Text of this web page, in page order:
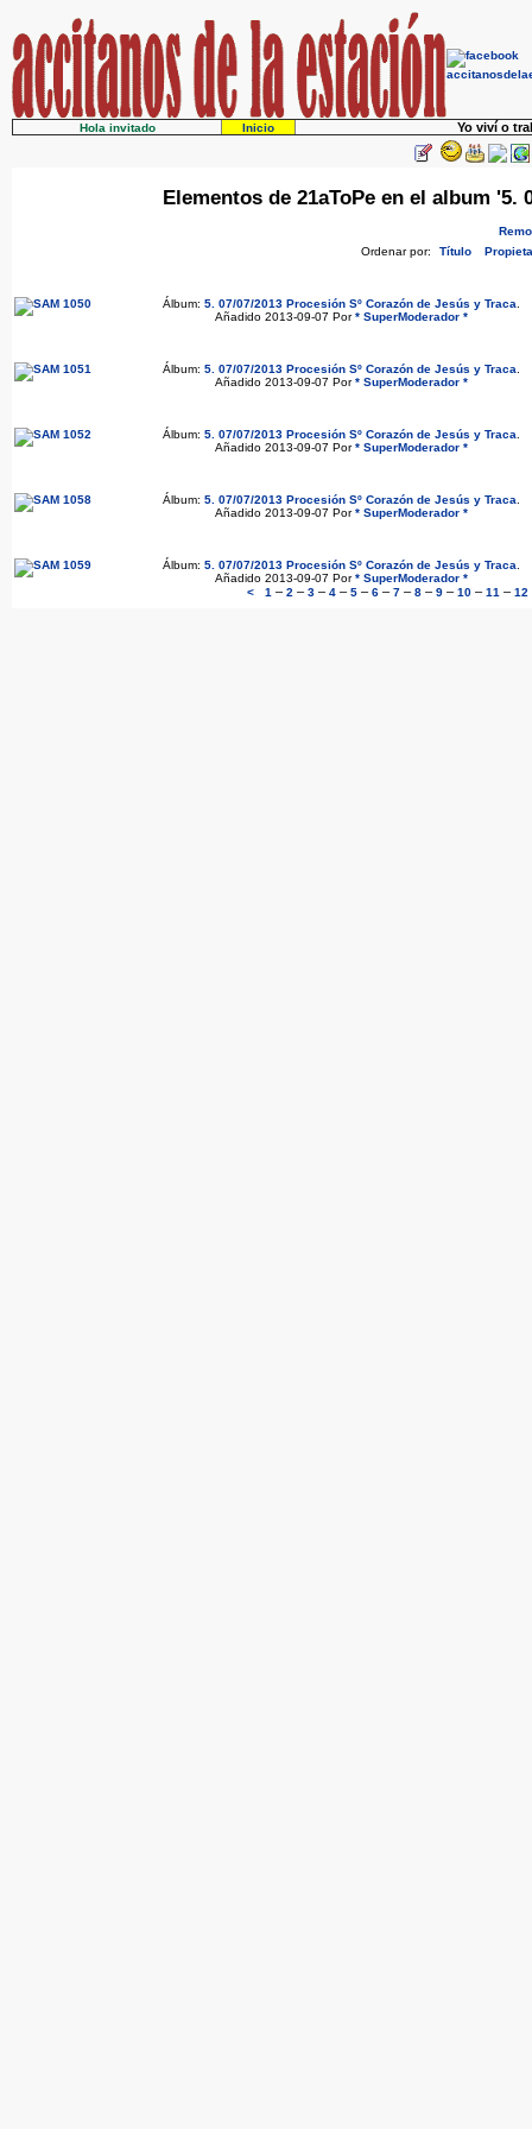
Hola invitado Inicio Yo viví o
Elementos de 21aToPe en el album '5.
Ordenar por:
Título
Álbum: 5. 07/07/2013 Procesión Sº Corazón de Jesús y Traca
Añadido 2013-09-07 Por* SuperModerador *
Álbum: 5. 07/07/2013 Procesión Sº Corazón de Jesús y Traca
Añadido 2013-09-07 Por* SuperModerador *
Álbum: 5. 07/07/2013 Procesión Sº Corazón de Jesús y Traca
Añadido 2013-09-07 Por* SuperModerador *
Álbum: 5. 07/07/2013 Procesión Sº Corazón de Jesús y Traca
Añadido 2013-09-07 Por* SuperModerador *
Álbum: 5. 07/07/2013 Procesión Sº Corazón de Jesús y Traca
Añadido 2013-09-07 Por* SuperModerador *
<
1 – 2 – 3 – 4 – 5 – 6 – 7 – 8 – 9 – 10 – 11 – 12